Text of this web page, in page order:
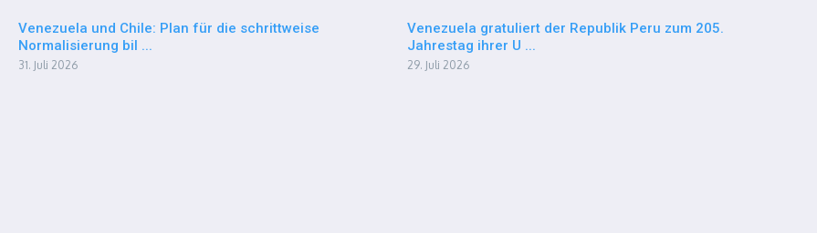
Venezuela und Chile: Plan für die schrittweise
Normalisierung bil ...
31. Juli 2026
Venezuela gratuliert der Republik Peru zum 205.
Jahrestag ihrer U ...
29. Juli 2026